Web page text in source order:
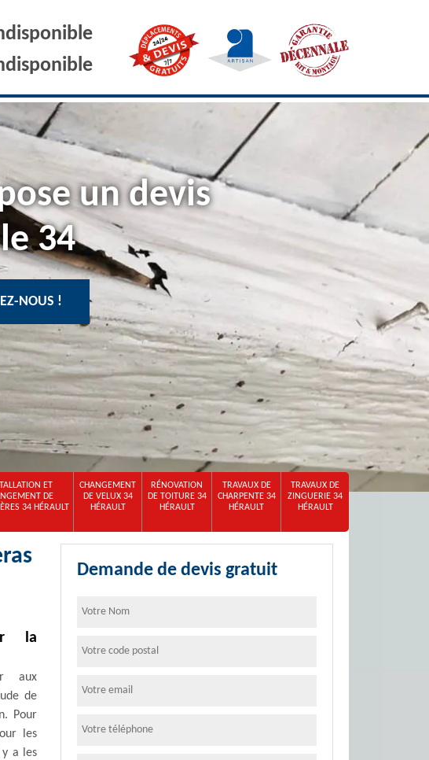
un devis
34
NOUS !
ET
DE
34 HÉRAULT
CHANGEMENT
DE VELUX 34
HÉRAULT
RÉNOVATION
DE TOITURE 34
HÉRAULT
TRAVAUX DE
CHARPENTE 34
HÉRAULT
TRAVAUX DE
ZINGUERIE 34
HÉRAULT
la
aux
de
Pour
les
y a les
Demande de devis gratuit